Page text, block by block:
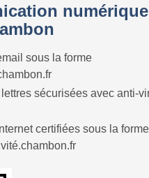
sous la forme
sécurisées avec anti-
certifiées sous la forme